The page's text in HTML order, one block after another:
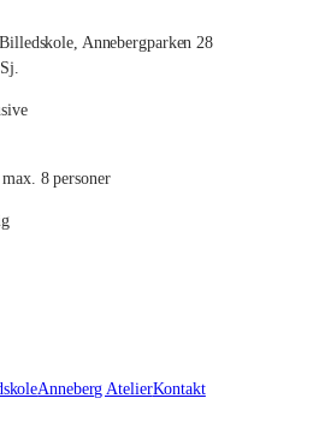
Annebergparken 28
8 personer
Anneberg AtelierKontakt